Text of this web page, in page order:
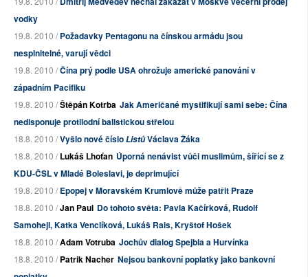
vodky
19.8. 2010 /Požadavky Pentagonu na čínskou armádu jsou
nesplnitelné, varují vědci
19.8. 2010 /Čína prý podle USA ohrožuje americké panování v
západním Pacifiku
19.8. 2010 /Štěpán Kotrba Jak Američané mystifikují sami sebe: Čína
nedisponuje protilodní balistickou střelou
18.8. 2010 /Vyšlo nové čísloListůVáclava Žáka
18.8. 2010 /Lukáš Lhoťan Úporná nenávist vůči muslimům, šířící se z
KDU-ČSL v Mladé Boleslavi, je deprimující
19.8. 2010 /Epopej v Moravském Krumlově může patřit Praze
18.8. 2010 /Jan Paul Do tohoto světa: Pavla Kačírková, Rudolf
Samohejl, Katka Venclíková, Lukáš Rais, Kryštof Hošek
18.8. 2010 /Adam Votruba Jochův dialog Spejbla a Hurvínka
18.8. 2010 /Patrik Nacher Nejsou bankovní poplatky jako bankovní